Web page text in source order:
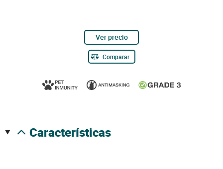
Ver precio
Comparar
características